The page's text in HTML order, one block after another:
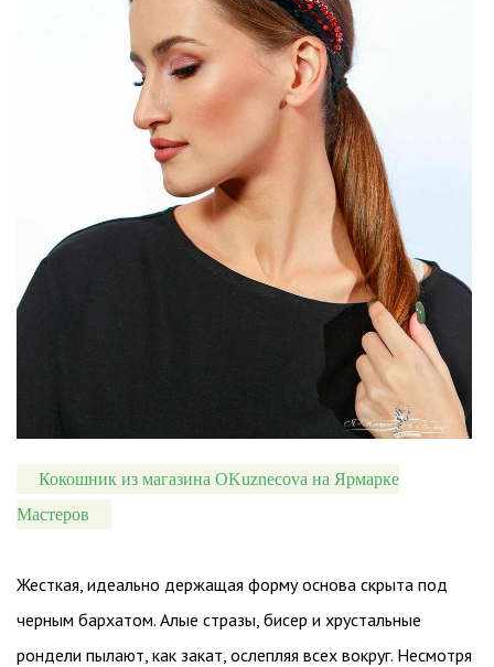
Кокошник из магазина OKuznecova на Ярмарке
Мастеров
Жесткая, идеально держащая форму основа скрыта под
черным бархатом. Алые стразы, бисер и хрустальные
рондели пылают, как закат, ослепляя всех вокруг. Несмотря